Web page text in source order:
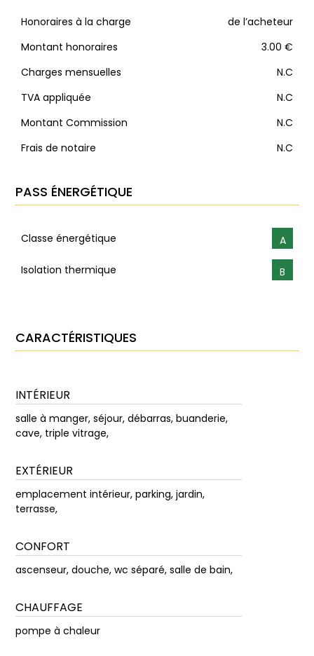
Honoraires à la charge
de l’acheteur
Montant honoraires
3.00 €
Charges mensuelles
N.C
TVA appliquée
N.C
Montant Commission
N.C
Frais de notaire
N.C
PASS ÉNERGÉTIQUE
Classe énergétique A
Isolation thermique B
CARACTÉRISTIQUES
INTÉRIEUR
salle à manger, séjour, débarras, buanderie,
cave, triple vitrage,
EXTÉRIEUR
emplacement intérieur, parking, jardin,
terrasse,
CONFORT
ascenseur, douche, wc séparé, salle de bain,
CHAUFFAGE
pompe à chaleur